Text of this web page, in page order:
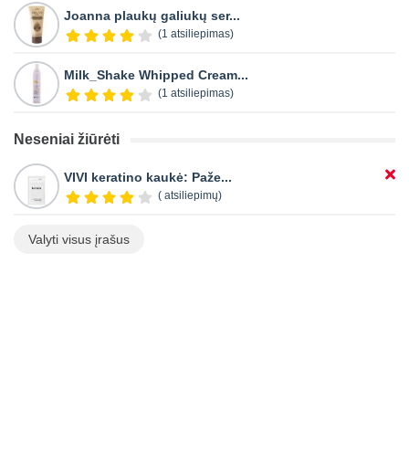
Joanna plaukų galiukų ser...
(1 atsiliepimas)
Milk_Shake Whipped Cream...
(1 atsiliepimas)
Neseniai žiūrėti
VIVI keratino kaukė: Paže...
( atsiliepimų)
Valyti visus įrašus